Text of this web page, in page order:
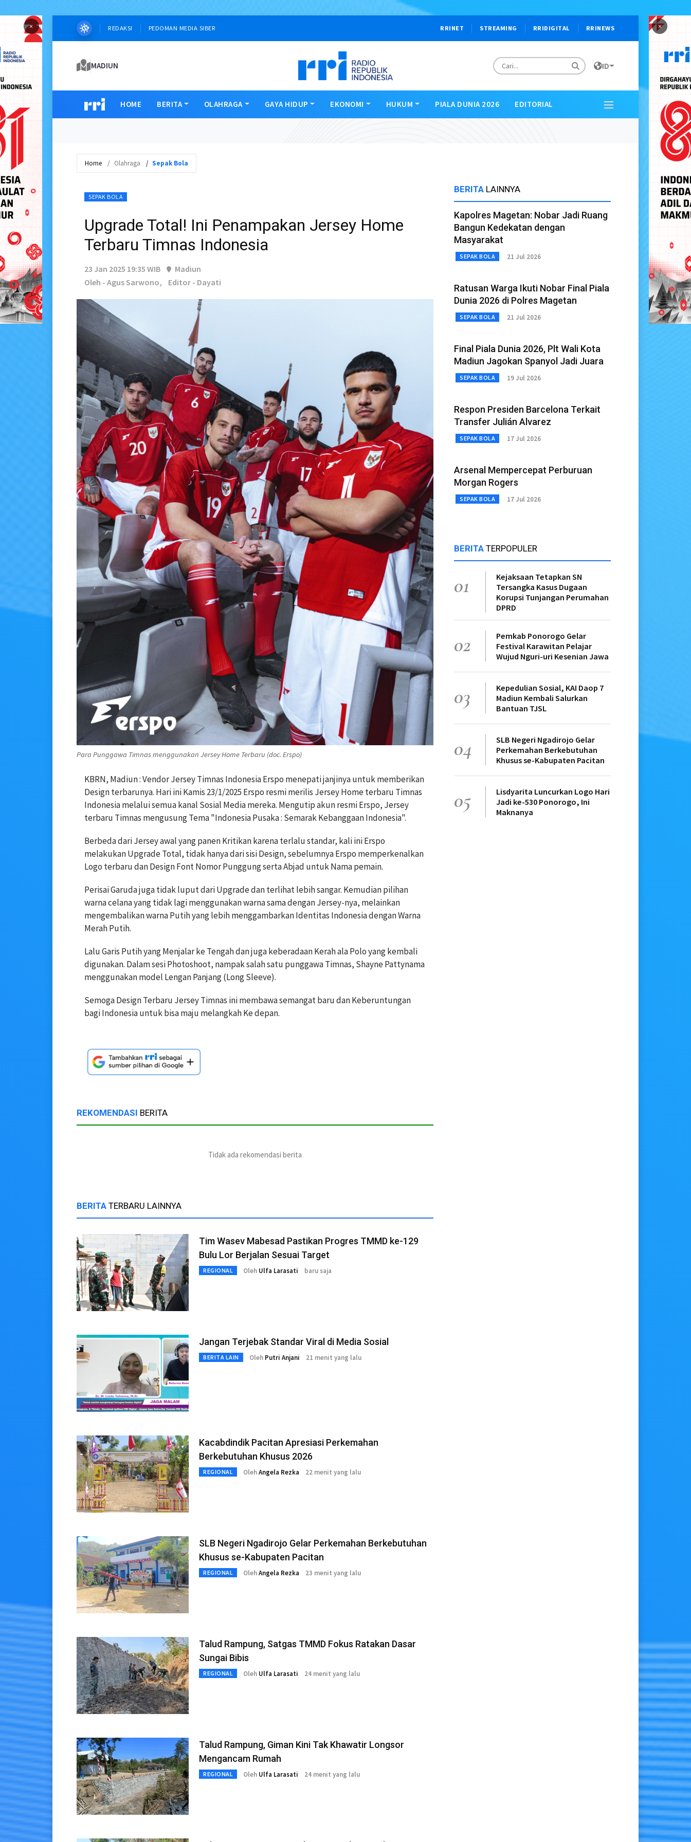
× ×
REDAKSI PEDOMAN MEDIA SIBER RRINET STREAMING RRIDIGITAL RRINEWS
MADIUN ID
HOME BERITA OLAHRAGA GAYA HIDUP EKONOMI HUKUM PIALA DUNIA 2026 EDITORIAL
Home Olahraga Sepak Bola
SEPAK BOLA
Upgrade Total! Ini Penampakan Jersey Home
Terbaru Timnas Indonesia
23 Jan 2025 19:35 WIB
Madiun
Oleh - Agus Sarwono,
Editor - Dayati
Para Punggawa Timnas menggunakan Jersey Home Terbaru (doc. Erspo)
KBRN, Madiun : Vendor Jersey Timnas Indonesia Erspo menepati janjinya untuk memberikan
Design terbarunya. Hari ini Kamis 23/1/2025 Erspo resmi merilis Jersey Home terbaru Timnas
Indonesia melalui semua kanal Sosial Media mereka. Mengutip akun resmi Erspo, Jersey
terbaru Timnas mengusung Tema "Indonesia Pusaka : Semarak Kebanggaan Indonesia".
Berbeda dari Jersey awal yang panen Kritikan karena terlalu standar, kali ini Erspo
melakukan Upgrade Total, tidak hanya dari sisi Design, sebelumnya Erspo memperkenalkan
Logo terbaru dan Design Font Nomor Punggung serta Abjad untuk Nama pemain.
Perisai Garuda juga tidak luput dari Upgrade dan terlihat lebih sangar. Kemudian pilihan
warna celana yang tidak lagi menggunakan warna sama dengan Jersey-nya, melainkan
mengembalikan warna Putih yang lebih menggambarkan Identitas Indonesia dengan Warna
Merah Putih.
Lalu Garis Putih yang Menjalar ke Tengah dan juga keberadaan Kerah ala Polo yang kembali
digunakan. Dalam sesi Photoshoot, nampak salah satu punggawa Timnas, Shayne Pattynama
menggunakan model Lengan Panjang (Long Sleeve).
Semoga Design Terbaru Jersey Timnas ini membawa semangat baru dan Keberuntungan
bagi Indonesia untuk bisa maju melangkah Ke depan.
REKOMENDASI BERITA
Tidak ada rekomendasi berita
BERITA TERBARU LAINNYA
Tim Wasev Mabesad Pastikan Progres TMMD ke-129
Bulu Lor Berjalan Sesuai Target
REGIONAL Oleh Ulfa Larasati baru saja
Jangan Terjebak Standar Viral di Media Sosial
BERITA LAIN Oleh Putri Anjani 21 menit yang lalu
Kacabdindik Pacitan Apresiasi Perkemahan
Berkebutuhan Khusus 2026
REGIONAL OlehAngela Rezka 22 menit yang lalu
SLB Negeri Ngadirojo Gelar Perkemahan Berkebutuhan
Khusus se-Kabupaten Pacitan
REGIONAL OlehAngela Rezka 23 menit yang lalu
Talud Rampung, Satgas TMMD Fokus Ratakan Dasar
Sungai Bibis
REGIONAL Oleh Ulfa Larasati 24 menit yang lalu
Talud Rampung, Giman Kini Tak Khawatir Longsor
Mengancam Rumah
REGIONAL Oleh Ulfa Larasati 24 menit yang lalu
BERITA LAINNYA
Kapolres Magetan: Nobar Jadi Ruang
Bangun Kedekatan dengan
Masyarakat
SEPAK BOLA 21 Jul 2026
Ratusan Warga Ikuti Nobar Final Piala
Dunia 2026 di Polres Magetan
SEPAK BOLA 21 Jul 2026
Final Piala Dunia 2026, Plt Wali Kota
Madiun Jagokan Spanyol Jadi Juara
SEPAK BOLA 19 Jul 2026
Respon Presiden Barcelona Terkait
Transfer Julián Alvarez
SEPAK BOLA 17 Jul 2026
Arsenal Mempercepat Perburuan
Morgan Rogers
SEPAK BOLA 17 Jul 2026
BERITA TERPOPULER
01
Kejaksaan Tetapkan SN
Tersangka Kasus Dugaan
Korupsi Tunjangan Perumahan
DPRD
02
Pemkab Ponorogo Gelar
Festival Karawitan Pelajar
Wujud Nguri-uri Kesenian Jawa
03
Kepedulian Sosial, KAI Daop 7
Madiun Kembali Salurkan
Bantuan TJSL
04
SLB Negeri Ngadirojo Gelar
Perkemahan Berkebutuhan
Khusus se-Kabupaten Pacitan
05
Lisdyarita Luncurkan Logo Hari
Jadi ke-530 Ponorogo, Ini
Maknanya